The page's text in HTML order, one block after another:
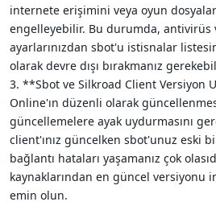
internete erişimini veya oyun
engelleyebilir. Bu durumda, antivirüs
ayarlarınızdan sbot'u istisnalar
olarak devre dışı bırakmanız
3. **Sbot ve Silkroad Client Versiyon
Online'ın düzenli olarak
güncellemelere ayak uydurmasını
client'ınız güncelken sbot'unuz eski
bağlantı hataları yaşamanız çok
kaynaklarından en güncel versiyonu
emin olun.